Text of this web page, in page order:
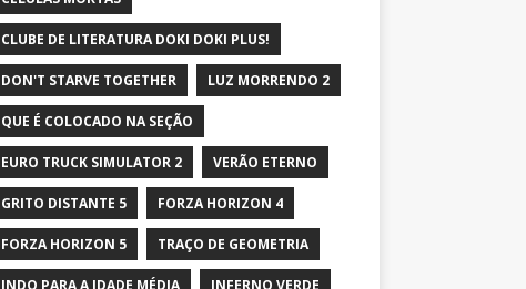
CLUBE DE LITERATURA DOKI DOKI PLUS!
DON'T STARVE TOGETHER LUZ MORRENDO 2
QUE É COLOCADO NA SEÇÃO
EURO TRUCK SIMULATOR 2 VERÃO ETERNO
GRITO DISTANTE 5 FORZA HORIZON 4
FORZA HORIZON 5 TRAÇO DE GEOMETRIA
INDO PARA A IDADE MÉDIA INFERNO VERDE